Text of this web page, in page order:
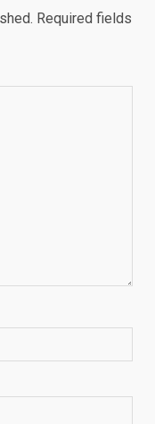
Required fields